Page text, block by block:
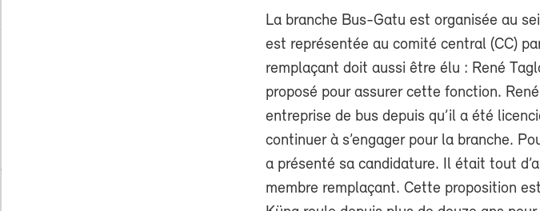
La branche Bus-Gatu est organisée au
est représentée au comité central (CC)
remplaçant doit aussi être élu : René
proposé pour assurer cette fonction.
entreprise de bus depuis qu’il a été
continuer à s’engager pour la branche.
a présenté sa candidature. Il était tout
membre remplaçant. Cette proposition